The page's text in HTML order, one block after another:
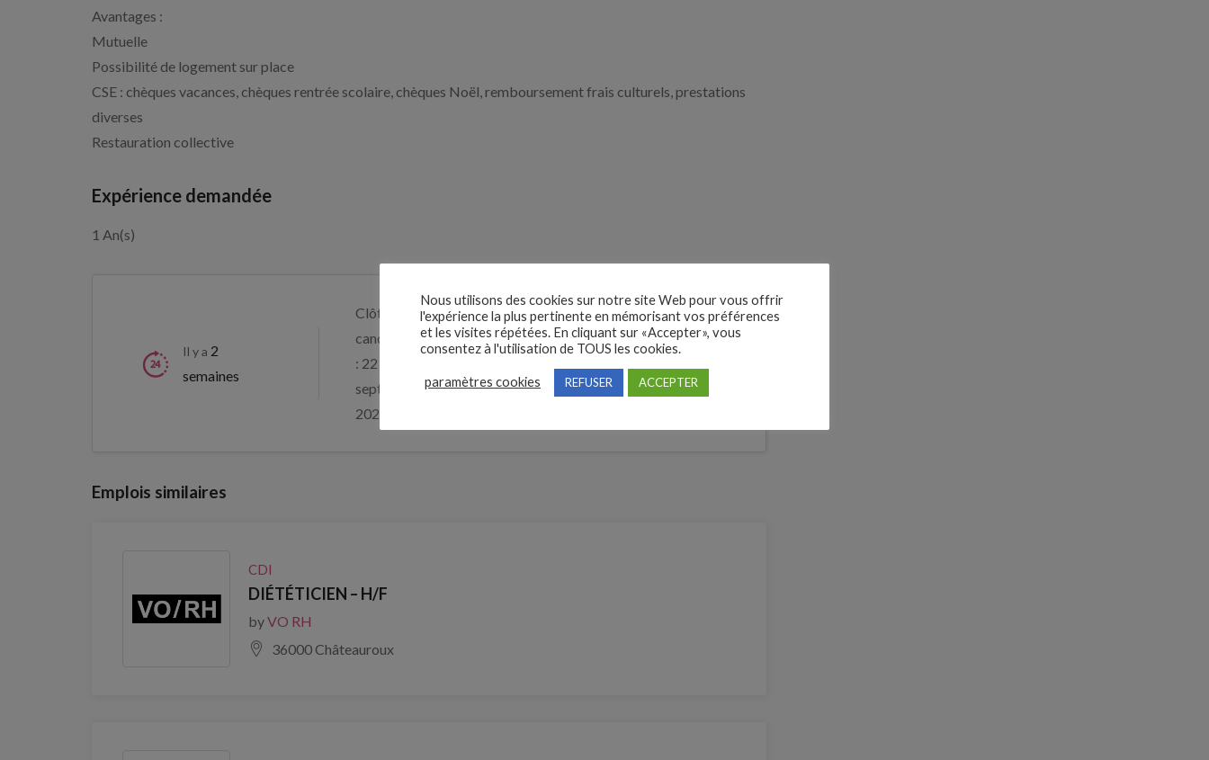
Avantages :
Mutuelle
Possibilité de logement sur place
CSE : chèques vacances, chèques rentrée scolaire, chèques Noël, remboursement frais culturels, prestations
diverses
Restauration collective
Expérience demandée
1 An(s)
Il y a 2
semaines
Clôture des
candidatures
: 22
septembre
2026
Emplois similaires
CDI
DIÉTÉTICIEN – H/F
byVO RH
36000 Châteauroux
Nous utilisons des cookies sur notre site Web pour vous offrir
l'expérience la plus pertinente en mémorisant vos préférences
et les visites répétées. En cliquant sur «Accepter», vous
consentez à l'utilisation de TOUS les cookies.
paramètres cookies REFUSER ACCEPTER